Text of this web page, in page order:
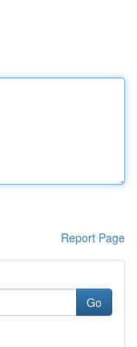
Report Page
Go